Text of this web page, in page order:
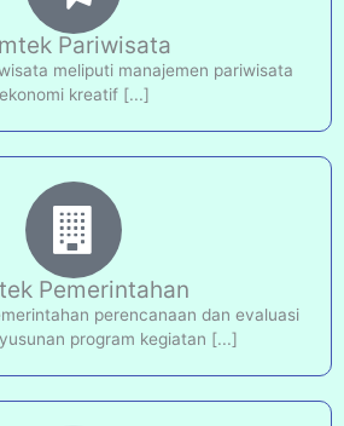
Pariwisata
meliputi manajemen pariwisata
ekonomi kreatif [...]
Pemerintahan
perencanaan dan evaluasi
program kegiatan [...]